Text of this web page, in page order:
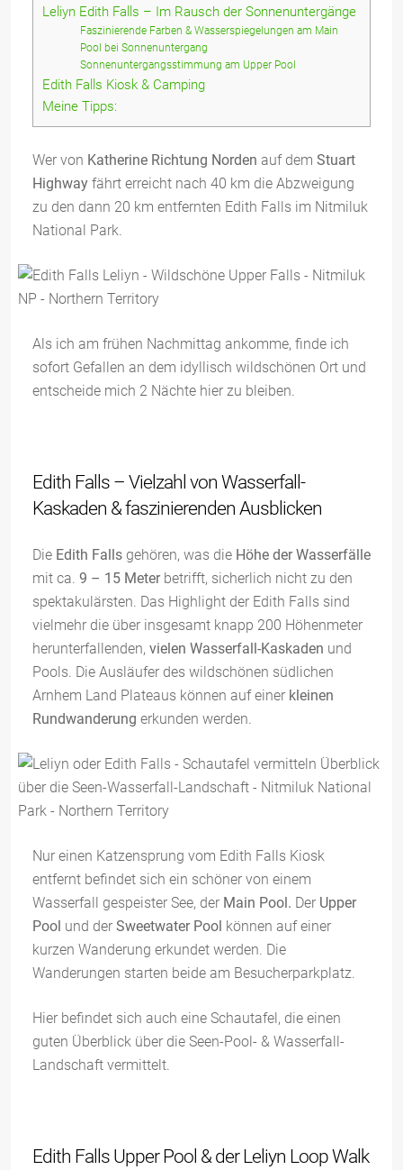
Leliyn Edith Falls – Im Rausch der Sonnenuntergänge
Faszinierende Farben & Wasserspiegelungen am Main
Pool bei Sonnenuntergang
Sonnenuntergangsstimmung am Upper Pool
Edith Falls Kiosk & Camping
Meine Tipps:
Wer von Katherine Richtung Norden auf dem Stuart
Highway fährt erreicht nach 40 km die Abzweigung
zu den dann 20 km entfernten Edith Falls im Nitmiluk
National Park.
Als ich am frühen Nachmittag ankomme, finde ich
sofort Gefallen an dem idyllisch wildschönen Ort und
entscheide mich 2 Nächte hier zu bleiben.
Edith Falls – Vielzahl von Wasserfall-
Kaskaden & faszinierenden Ausblicken
Die Edith Falls gehören, was die Höhe der Wasserfälle
mit ca. 9 – 15 Meterbetrifft, sicherlich nicht zu den
spektakulärsten. Das Highlight der Edith Falls sind
vielmehr die über insgesamt knapp 200 Höhenmeter
herunterfallenden, vielen Wasserfall-Kaskaden und
Pools. Die Ausläufer des wildschönen südlichen
Arnhem Land Plateaus können auf einer kleinen
Rundwanderung erkunden werden.
Nur einen Katzensprung vom Edith Falls Kiosk
entfernt befindet sich ein schöner von einem
Wasserfall gespeister See, der Main Pool. Der Upper
Pool und der Sweetwater Pool können auf einer
kurzen Wanderung erkundet werden. Die
Wanderungen starten beide am Besucherparkplatz.
Hier befindet sich auch eine Schautafel, die einen
guten Überblick über die Seen-Pool- & Wasserfall-
Landschaft vermittelt.
Edith Falls Upper Pool & der Leliyn Loop Walk